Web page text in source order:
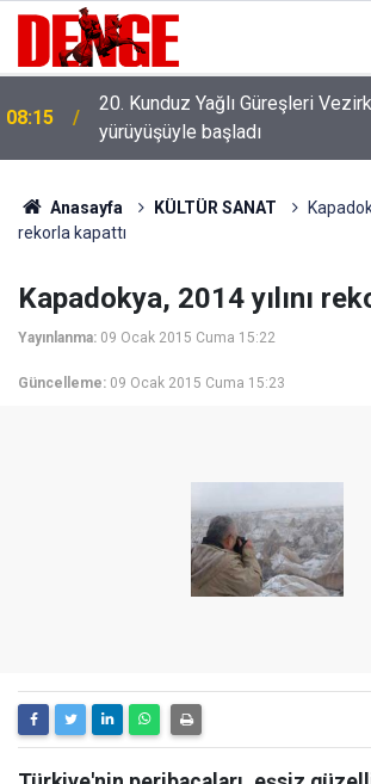
08:15
20. Kunduz Yağlı Güreşleri
yürüyüşüyle başladı
Anasayfa KÜLTÜR SANAT
rekorla kapattı
Kapadokya, 2014 yılını
Yayınlanma: 09 Ocak 2015 Cuma 15:22
Güncelleme: 09 Ocak 2015 Cuma 15:23